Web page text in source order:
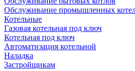
Обслуживание промышленных
Котельные
Газовая котельная под ключ
Котельная под ключ
Автоматизация котельной
Наладка
Застройщикам